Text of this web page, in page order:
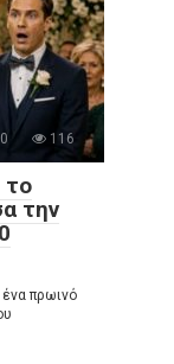
0 116
το
την
πρωινό